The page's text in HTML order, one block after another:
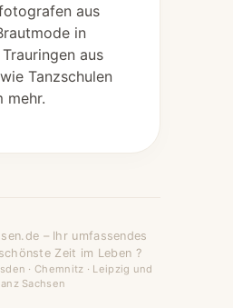
aus
in
aus
Tanzschulen
mehr.
– Ihr umfassendes
Zeit im Leben ?
· Chemnitz · Leipzig und
Sachsen